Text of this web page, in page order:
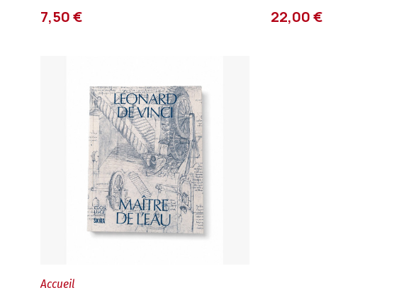
7,50 € 22,00 €
Accueil